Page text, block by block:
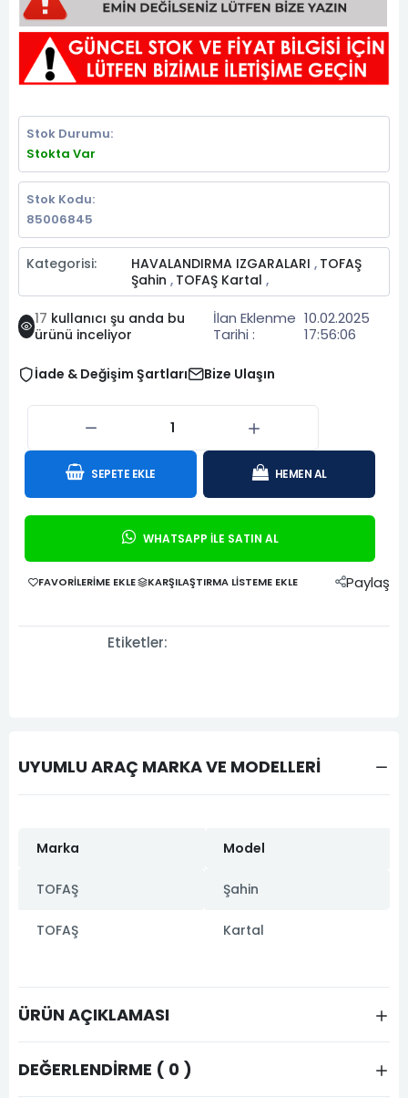
Stok Durumu:
Stokta Var
Stok Kodu:
85006845
Kategorisi: HAVALANDIRMA IZGARALARI , TOFAŞ
Şahin , TOFAŞ Kartal ,
17 kullanıcı şu anda bu
ürünü inceliyor
İlan Eklenme
Tarihi :
10.02.2025
17:56:06
İade & Değişim Şartları Bize Ulaşın
SEPETE EKLE HEMEN AL
WHATSAPP İLE SATIN AL
FAVORILERIME EKLE KARŞILAŞTIRMA LISTEME EKLE Paylaş
Etiketler:
UYUMLU ARAÇ MARKA VE MODELLERİ
Marka Model
TOFAŞ Şahin
TOFAŞ Kartal
ÜRÜN AÇIKLAMASI
DEĞERLENDIRME ( 0 )